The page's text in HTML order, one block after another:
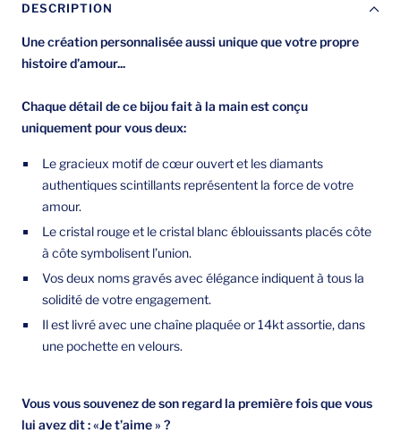
DESCRIPTION
Une création personnalisée aussi unique que votre propre
histoire d’amour...
Chaque détail de ce bijou fait à la main est conçu
uniquement pour vous deux:
Le gracieux motif de cœur ouvert et les diamants
authentiques scintillants représentent la force de votre
amour.
Le cristal rouge et le cristal blanc éblouissants placés côte
à côte symbolisent l’union.
Vos deux noms gravés avec élégance indiquent à tous la
solidité de votre engagement.
Il est livré avec une chaîne plaquée or 14kt assortie, dans
une pochette en velours.
Vous vous souvenez de son regard la première fois que vous
lui avez dit : «Je t’aime » ?